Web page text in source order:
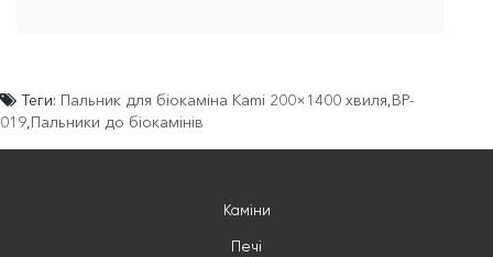
Теги: Пальник для біокаміна Kami 200×1400 хвиля,BP-
019,Пальники до біокамінів
Каміни
Печі